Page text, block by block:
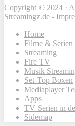
Copyright © 2024 ·
Streamingz.de -
Home
Filme & Serien
Streaming
Fire TV
Musik
Set-Top Boxen
Mediaplayer
Apps
TV Serien in
Sidemap